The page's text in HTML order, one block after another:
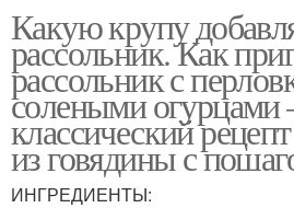
Какую крупу
рассольник. Как
рассольник с
солеными
классический
из говядины с
ИНГРЕДИЕНТЫ: